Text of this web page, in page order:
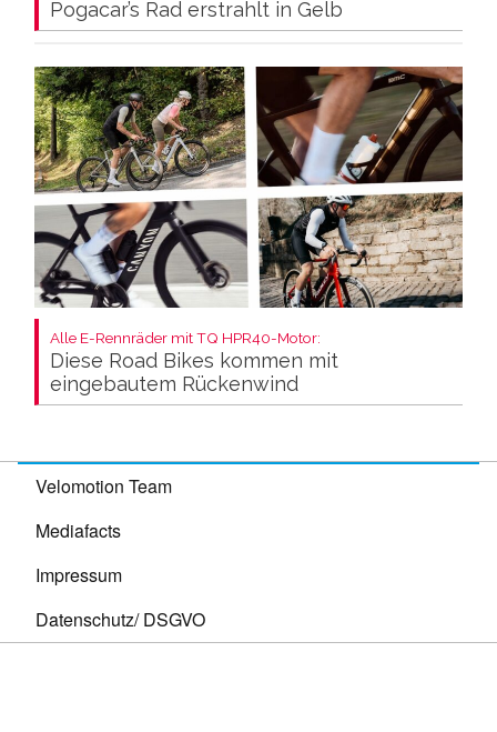
Pogacar’s Rad erstrahlt in Gelb
Alle E-Rennräder mit TQ HPR40-Motor:
Diese Road Bikes kommen mit
eingebautem Rückenwind
Velomotion Team
Mediafacts
Impressum
Datenschutz/ DSGVO